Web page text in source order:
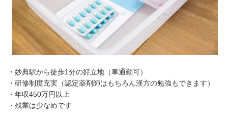
・妙典駅から徒歩1分の好立地（車通勤可）
・研修制度充実（認定薬剤師はもちろん漢方の勉強もできます）
・年収450万円以上
・残業は少なめです